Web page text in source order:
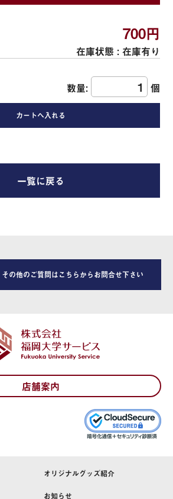
700円
在庫状態 : 在庫有り
数量: 個
一覧に戻る
の他のご質問はこちらからお問合せ下さい
店舗案内
オリジナルグッズ紹介
お知らせ